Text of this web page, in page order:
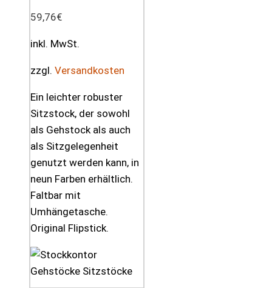
59,76€
inkl. MwSt.
zzgl. Versandkosten
Ein leichter robuster
Sitzstock, der sowohl
als Gehstock als auch
als Sitzgelegenheit
genutzt werden kann, in
neun Farben erhältlich.
Faltbar mit
Umhängetasche.
Original Flipstick.